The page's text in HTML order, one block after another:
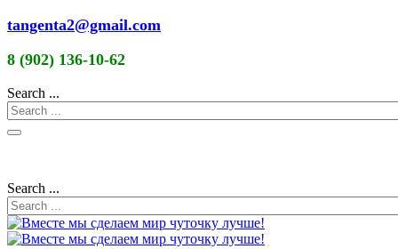
tangenta2@gmail.com
8 (902) 136-10-62
Search ...
Search ...